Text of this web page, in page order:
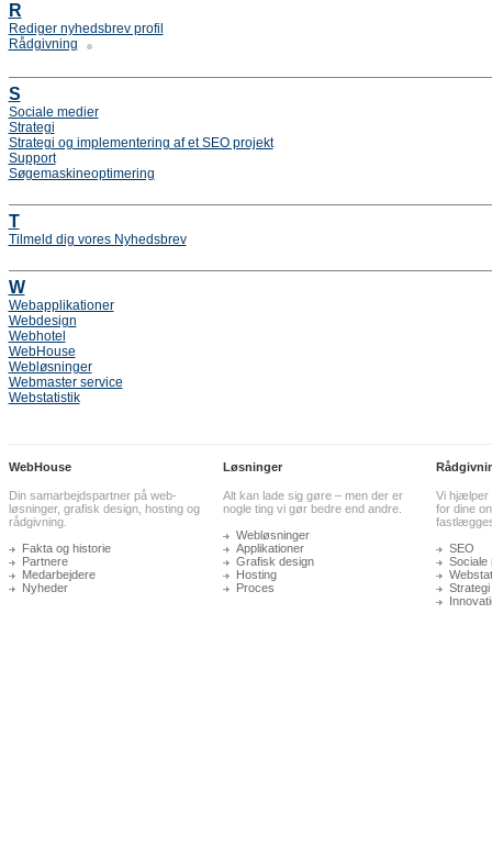
R
Rediger nyhedsbrev profil
Rådgivning
S
Sociale medier
Strategi
Strategi og implementering af et SEO projekt
Support
Søgemaskineoptimering
T
Tilmeld dig vores Nyhedsbrev
W
Webapplikationer
Webdesign
Webhotel
WebHouse
Webløsninger
Webmaster service
Webstatistik
WebHouse
Din samarbejdspartner på web-
løsninger, grafisk design, hosting og
rådgivning.
Fakta og historie
Partnere
Medarbejdere
Nyheder
Løsninger
Alt kan lade sig gøre – men der er
nogle ting vi gør bedre end andre.
Webløsninger
Applikationer
Grafisk design
Hosting
Proces
Vi hjælper
for dine
SEO
Sociale
Strategi